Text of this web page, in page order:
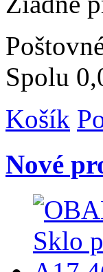
Spolu
Košík
Nové